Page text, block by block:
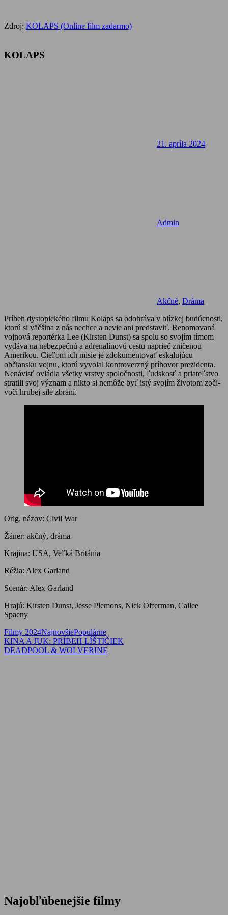
Zdroj: KOLAPS (Online film zadarmo)
KOLAPS
21. apríla 2024
Admin
Akčné, Dráma
Príbeh dystopického filmu Kolaps sa odohráva v blízkej budúcnosti,
ktorú si väčšina z nás nechce a nevie ani predstaviť. Renomovaná
vojnová reportérka Lee (Kirsten Dunst) sa spolu so svojím tímom
vydáva na nebezpečnú a adrenalínovú cestu naprieč zničenou
Amerikou. Cieľom ich misie je zdokumentovať eskalujúcu
občiansku vojnu, ktorú vyvolal kontroverzný príhovor prezidenta.
Nenávisť ovládla všetky vrstvy spoločnosti, ľudskosť a priateľstvo
stratili svoj význam a nikto si nemôže byť istý svojím životom zoči-
voči hrubej sile zbraní.
Orig. názov: Civil War
Žáner: akčný, dráma
Krajina: USA, Veľká Británia
Réžia: Alex Garland
Scenár: Alex Garland
Hrajú: Kirsten Dunst, Jesse Plemons, Nick Offerman, Cailee
Spaeny
Filmy 2024NajnovšiePopulárne
Navigácia
v
Previous
Post:
KINA A JUK: PRÍBEH LÍŠTIČIEK
Next
DEADPOOL & WOLVERINE
Najobľúbenejšie filmy